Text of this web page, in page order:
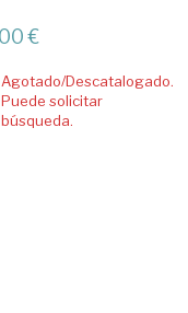
€
Agotado/Descatalogado.
Puede solicitar
búsqueda.